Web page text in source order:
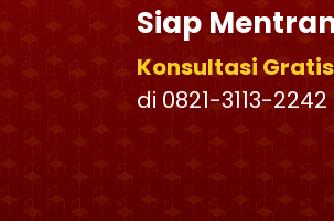
Siap
Konsultasi
di 0821-3113-